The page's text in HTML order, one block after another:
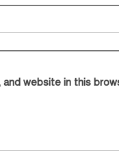
and website in this